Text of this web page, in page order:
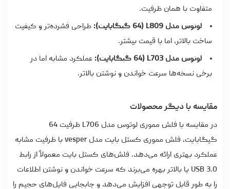
متفاوت با همان ظرفیت.
لوتوس مدل L809 (64 گیگابایت):
طراحی فشرده‌تر و کیفیت
ساخت بالاتر، اما با قیمت بیشتر.
لوتوس مدل L703 (64 گیگابایت):
عملکرد مشابه اما در
برخی نسخه‌ها سرعت خواندن و نوشتن بالاتر.
مقایسه با دیگر محصولات
در مقایسه با فلش مموری لوتوس مدل L706 ظرفیت 64
گیگابایت، فلش مموری کستل بایت مدل vesper با ظرفیت مشابه
عملکرد بهتری ارائه می‌دهد. فلش‌های کستل بایت معمولاً از رابط
USB 3.0 یا بالاتر بهره می‌برند که سرعت خواندن و نوشتن اطلاعات
را به طور قابل توجهی افزایش می‌دهد و جابجایی فایل‌های حجیم را